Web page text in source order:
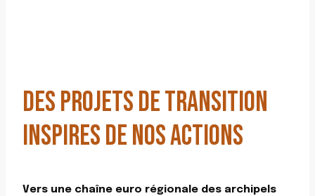
DES PROJETS DE TRANSITION
INSPIRES DE NOS ACTIONS
Vers une chaîne euro régionale des archipels